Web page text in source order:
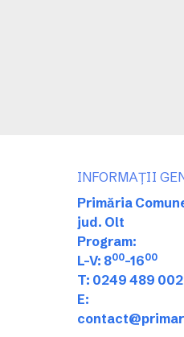
INFORMAȚII
Primăria
jud. Olt
Program:
L-V: 800-1600
T: 0249 489 002
E: